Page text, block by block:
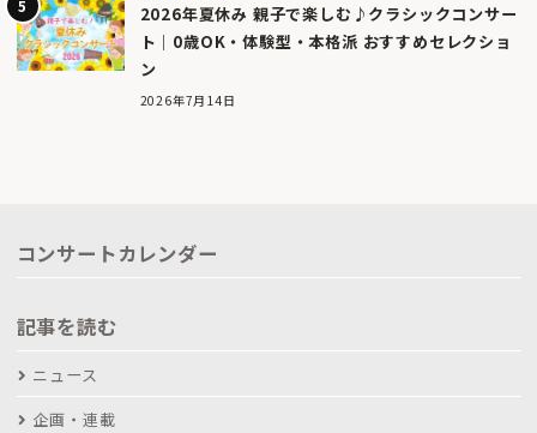
2026年夏休み 親子で楽しむ♪クラシックコンサー
ト｜0歳OK・体験型・本格派 おすすめセレクショ
ン
2026年7月14日
コンサートカレンダー
記事を読む
ニュース
企画・連載